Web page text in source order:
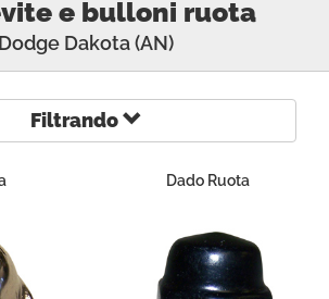
e bulloni ruota
Dodge Dakota (AN)
Filtrando
Dado Ruota